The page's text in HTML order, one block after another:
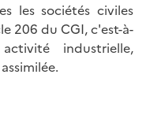
les sociétés civiles
206 du CGI, c'est-à-
industrielle,